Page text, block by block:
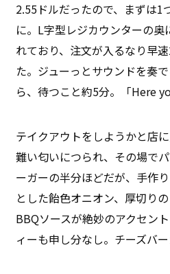
2.55ドルだったので、まずは1
に。L字型レジカウンターの奥
れており、注文が入るなり早
た。ジューっとサウンドを奏
ら、待つこと約5分。「Here
テイクアウトをしようかと店
難い匂いにつられ、その場で
ーガーの半分ほどだが、手作
とした飴色オニオン、厚切り
BBQソースが絶妙のアクセン
ィーも申し分なし。チーズバー